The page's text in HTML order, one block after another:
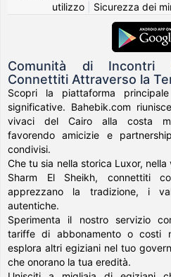
utilizzo| Sicurezza dei
Comunità di Incontri
Connettiti Attraverso la
Scopri la piattaforma
significative. Bahebik.com
vivaci del Cairo alla costa
favorendo amicizie e
condivisi.
Che tu sia nella storica Luxor,
Sharm El Sheikh, connettiti
apprezzano la tradizione, i
autentiche.
Sperimenta il nostro servizio
tariffe di abbonamento o costi
esplora altri egiziani nel tuo
che onorano la tua eredità.